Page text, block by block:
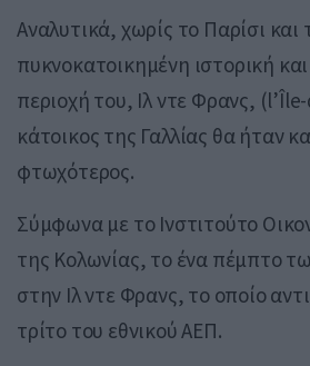
Αναλυτικά, χωρίς το Παρίσι και
πυκνοκατοικημένη ιστορική και
περιοχή του, Ιλ ντε Φρανς,
κάτοικος της Γαλλίας θα ήταν
φτωχότερος.
Σύμφωνα με το Ινστιτούτο
της Κολωνίας, το ένα πέμπτο
στην Ιλ ντε Φρανς, το οποίο
τρίτο του εθνικού ΑΕΠ.